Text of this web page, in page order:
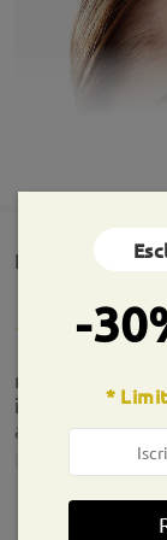
Rencesioni
montatura
il particolare
apprezzato
Jul
-
*